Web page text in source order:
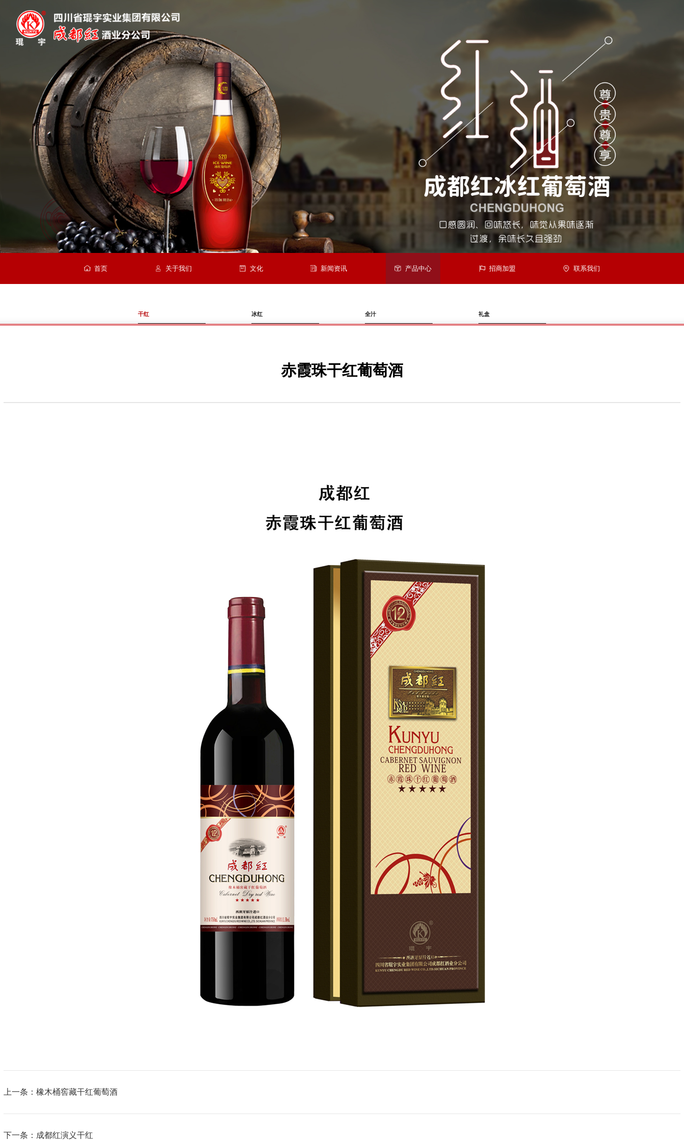
首页 关于我们 文化 新闻资讯 产品中心 招商加盟 联系我们
干红 冰红 全汁 礼盒
赤霞珠干红葡萄酒
上一条：橡木桶窖藏干红葡萄酒
下一条：成都红演义干红